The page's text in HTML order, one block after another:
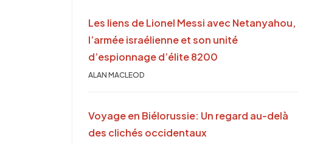
Les liens de Lionel Messi avec Netanyahou,
l’armée israélienne et son unité
d’espionnage d’élite 8200
ALAN MACLEOD
Voyage en Biélorussie: Un regard au-delà
des clichés occidentaux